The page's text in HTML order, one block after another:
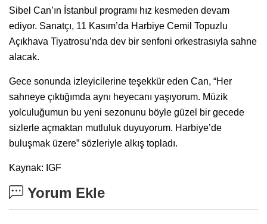
Sibel Can’ın İstanbul programı hız kesmeden devam
ediyor. Sanatçı, 11 Kasım’da Harbiye Cemil Topuzlu
Açıkhava Tiyatrosu’nda dev bir senfoni orkestrasıyla sahne
alacak.
Gece sonunda izleyicilerine teşekkür eden Can, “Her
sahneye çıktığımda aynı heyecanı yaşıyorum. Müzik
yolculuğumun bu yeni sezonunu böyle güzel bir gecede
sizlerle açmaktan mutluluk duyuyorum. Harbiye’de
buluşmak üzere” sözleriyle alkış topladı.
Kaynak: IGF
Yorum Ekle